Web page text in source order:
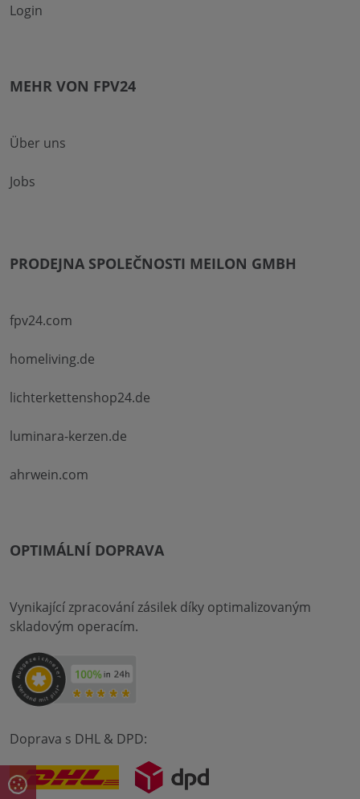
Login
MEHR VON FPV24
Über uns
Jobs
PRODEJNA SPOLEČNOSTI MEILON GMBH
fpv24.com
homeliving.de
lichterkettenshop24.de
luminara-kerzen.de
ahrwein.com
OPTIMÁLNÍ DOPRAVA
Vynikající zpracování zásilek díky optimalizovaným
skladovým operacím.
Doprava s DHL & DPD: